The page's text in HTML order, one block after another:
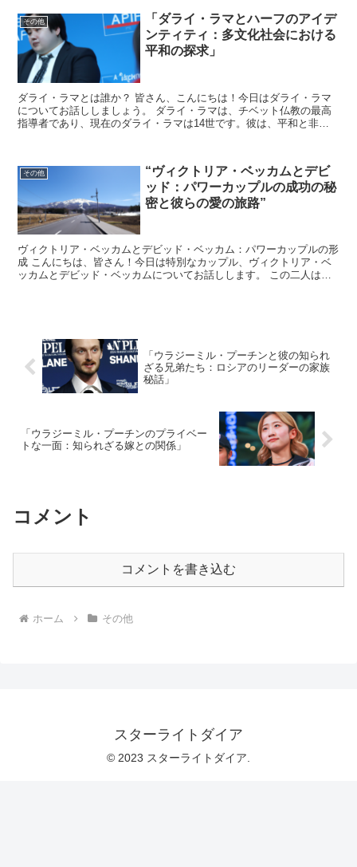
その他
「ダライ・ラマとハーフのアイデ
ンティティ：多文化社会における
平和の探求」
ダライ・ラマとは誰か？ 皆さん、こんにちは！今日はダライ・ラマ
についてお話ししましょう。 ダライ・ラマは、チベット仏教の最高
指導者であり、現在のダライ・ラマは14世です。彼は、平和と非暴
その他
“ヴィクトリア・ベッカムとデビ
ッド：パワーカップルの成功の秘
密と彼らの愛の旅路”
ヴィクトリア・ベッカムとデビッド・ベッカム：パワーカップルの形
成 こんにちは、皆さん！今日は特別なカップル、ヴィクトリア・ベ
ッカムとデビッド・ベッカムについてお話しします。 この二人は、
「ウラジーミル・プーチンと彼の知られ
ざる兄弟たち：ロシアのリーダーの家族
秘話」
「ウラジーミル・プーチンのプライベー
トな一面：知られざる嫁との関係」
コメント
コメントを書き込む
ホーム その他
スターライトダイア
© 2023 スターライトダイア.